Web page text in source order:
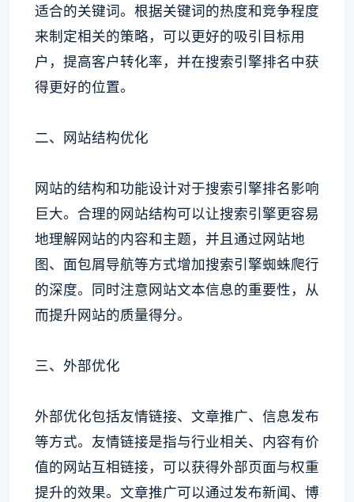
适合的关键词。根据关键词的热度和竞争程度
来制定相关的策略，可以更好的吸引目标用
户，提高客户转化率，并在搜索引擎排名中获
得更好的位置。
二、网站结构优化
网站的结构和功能设计对于搜索引擎排名影响
巨大。合理的网站结构可以让搜索引擎更容易
地理解网站的内容和主题，并且通过网站地
图、面包屑导航等方式增加搜索引擎蜘蛛爬行
的深度。同时注意网站文本信息的重要性，从
而提升网站的质量得分。
三、外部优化
外部优化包括友情链接、文章推广、信息发布
等方式。友情链接是指与行业相关、内容有价
值的网站互相链接，可以获得外部页面与权重
提升的效果。文章推广可以通过发布新闻、博